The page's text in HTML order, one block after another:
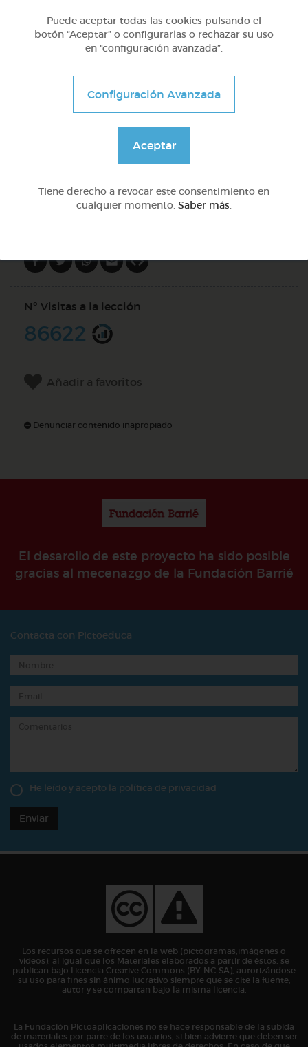
Otros
Sílabas trabadas
DOCS (2)
Nº Visitas a la lección
86622
Añadir a favoritos
Denunciar contenido inapropiado
El desarollo de este proyecto ha sido posible
gracias al mecenazgo de la Fundación Barrié
Contacta con Pictoeduca
He leído y acepto la política de privacidad
Enviar
Los recursos que se ofrecen en la web (pictogramas,imágenes o
vídeos), al igual que los Materiales elaborados a partir de éstos, se
publican bajo Licencia Creative Commons (BY-NC-SA), autorizándose
su uso para fines sin ánimo lucrativo siempre que se cite la fuente,
autor y se compartan bajo la misma licencia.
La Fundación Pictoaplicaciones no se hace responsable de la subida
de materiales por parte de los usuarios, si bien advierte que deben ser
Puede aceptar todas las cookies pulsando el
botón “Aceptar” o configurarlas o rechazar su uso
en “configuración avanzada”.
Configuración Avanzada
Aceptar
Tiene derecho a revocar este consentimiento en
cualquier momento. Saber más.